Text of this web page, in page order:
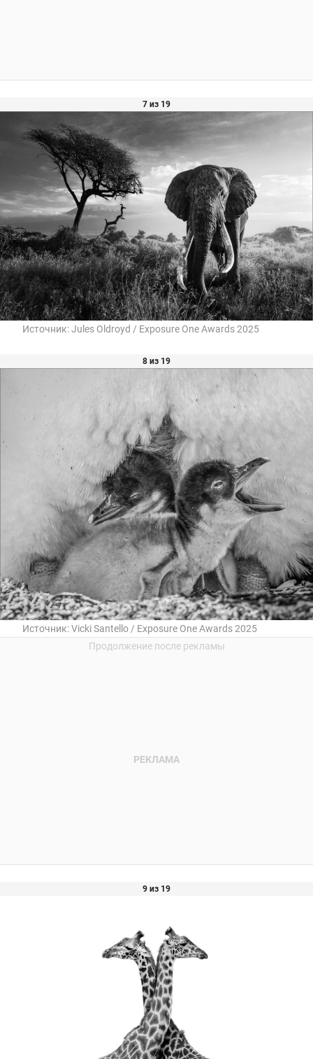
7 из 19
Источник:Jules Oldroyd / Exposure One Awards 2025
8 из 19
Источник:Vicki Santello / Exposure One Awards 2025
9 из 19